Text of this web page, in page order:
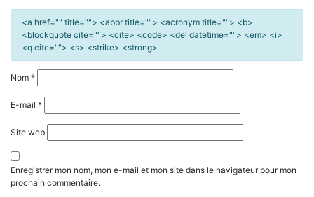
<a href="" title=""> <abbr title=""> <acronym title=""> <b>
<blockquote cite=""> <cite> <code> <del datetime=""> <em> <i>
<q cite=""> <s> <strike> <strong>
Nom *
E-mail *
Site web
Enregistrer mon nom, mon e-mail et mon site dans le navigateur pour mon
prochain commentaire.